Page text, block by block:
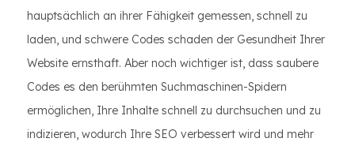
hauptsächlich an ihrer Fähigkeit gemessen, schnell zu
laden, und schwere Codes schaden der Gesundheit Ihrer
Website ernsthaft. Aber noch wichtiger ist, dass saubere
Codes es den berühmten Suchmaschinen-Spidern
ermöglichen, Ihre Inhalte schnell zu durchsuchen und zu
indizieren, wodurch Ihre SEO verbessert wird und mehr